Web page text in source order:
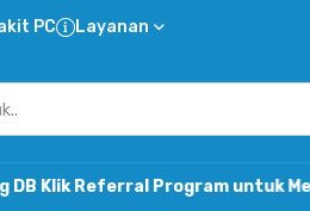
PC Layanan
Program untuk